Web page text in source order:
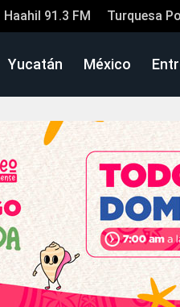
Haahil 91.3 FM Turquesa
Yucatán México